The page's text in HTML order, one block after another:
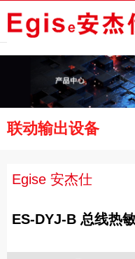
联动输出设备
Egise 安杰仕
ES-DYJ-B 总线热